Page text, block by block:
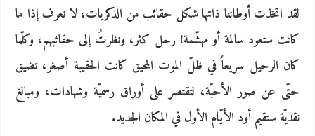
لقد اتخذت أوطاننا ذاتها شكل حقائب من الذكريات، لا نعرف إذا ما
كانت ستعود سالمة أو مهشّمة! رحل كثر، ونظرتُ إلى حقائبهم، وكلّما
كان الرحيل سريعاً في ظلّ الموت المحيق كانت الحقيبة أصغر، تضيق
حتّى عن صور الأحبّة، لتقتصر على أوراق رسميّة وشهادات، ومبالغ
نقديّة ستقيم أود الأيّام الأول في المكان الجديد.